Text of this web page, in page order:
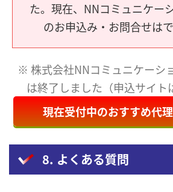
た。現在、NNコミュニケー
のお申込み・お問合せはで
※ 株式会社NNコミュニケーシ
は終了しました（申込サイト
現在受付中のおすすめ代
8. よくある質問